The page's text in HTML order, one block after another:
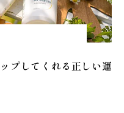
プしてくれる正しい運